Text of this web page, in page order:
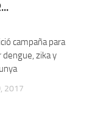
campaña para
dengue, zika y
2017